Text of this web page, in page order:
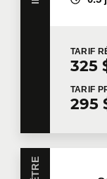
TARIF
325
TARIF
295